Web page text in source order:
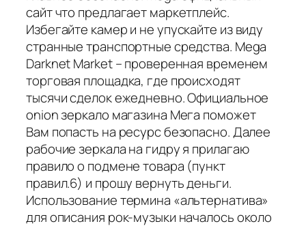
сайт что предлагает маркетплейс.
Избегайте камер и не упускайте из виду
странные транспортные средства. Mega
Darknet Market – проверенная временем
торговая площадка, где происходят
тысячи сделок ежедневно. Официальное
onion зеркало магазина Мега поможет
Вам попасть на ресурс безопасно. Далее
рабочие зеркала на гидру я прилагаю
правило о подмене товара (пункт
правил.6) и прошу вернуть деньги.
Использование термина «альтернатива»
для описания рок-музыки началось около